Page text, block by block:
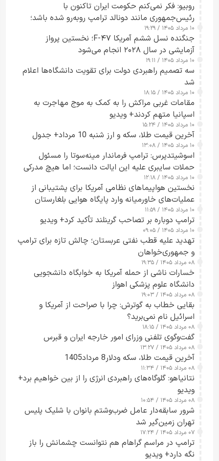
روبیو: فکر نمی‌کنم حکومت ایران تاکنون با
رئیس‌جمهوری مانند دونالد ترامپ روبه‌رو شده باشد؛
کسی که واقعاً دست به اقدام می‌زند
۱۰ مرداد ۱۴۰۵ / ۱۹:۲۹
جنگنده نسل ششم آمریکا F-۴۷؛ نخستین پرواز
آزمایشی در سال ۲۰۲۸ انجام می‌شود
۱۰ مرداد ۱۴۰۵ / ۱۹:۱۱
سه تصمیم راهبردی دولت برای تقویت دانشگاه‌ها اعلام
شد
۱۰ مرداد ۱۴۰۵ / ۱۸:۱۵
مقامات غربی مراکش را به کمک به موج مهاجرت به
اسپانیا متهم کردند+ ویدیو
۱۰ مرداد ۱۴۰۵ / ۱۵:۲۴
آخرین قیمت طلا، سکه و ارز شنبه 10 مرداد+ جدول
۱۰ مرداد ۱۴۰۵ / ۱۳:۰۸
اسوشیتدپرس: ترامپ فرماندار مینه‌سوتا را مسئول
حملات سایبری علیه این ایالت دانست؛ اما هیچ مدرکی
ارائه نکرد
۱۰ مرداد ۱۴۰۵ / ۱۲:۱۸
نخستین هواپیماهای نظامی آمریکا برای پشتیبانی از
عملیات‌های خاورمیانه وارد پایگاه هوایی بلغارستان
شدند
۱۰ مرداد ۱۴۰۵ / ۱۱:۵۹
ترامپ دوباره بر تصاحب گرینلند تأکید کرد+ ویدیو
۱۰ مرداد ۱۴۰۵ / ۰۹:۰۵
تهدید علیه قطب نفتی عربستان؛ چالش تازه برای ترامپ
و جمهوری‌خواهان
۰۸ مرداد ۱۴۰۵ / ۱۹:۳۵
خسارات ناشی از حمله آمریکا به خوابگاه دانشجویی
دانشگاه علوم پزشکی اهواز
۰۸ مرداد ۱۴۰۵ / ۱۹:۰۳
بقایی خطاب به گوترش: چرا با صراحت از آمریکا و
اسرائیل نام نمی‌برید؟
۰۸ مرداد ۱۴۰۵ / ۱۸:۱۵
گفت‌وگوی تلفنی وزرای امور خارجه ایران و قبرس
۰۸ مرداد ۱۴۰۵ / ۱۳:۲۷
آخرین قیمت طلا، سکه ودلار8 مرداد1405
۰۸ مرداد ۱۴۰۵ / ۱۱:۳۴
نتانیاهو: گلوگاه‌های راهبردی انرژی را از بین خواهیم برد+
ویدیو
۰۸ مرداد ۱۴۰۵ / ۱۰:۵۴
شرور سابقه‌دار عامل ضرب‌وشتم بانوان با شلیک پلیس
تهران زمین‌گیر شد
۰۷ مرداد ۱۴۰۵ / ۱۷:۲۴
ترامپ در مراسم گراهام هم نتوانست چشمانش را باز
نگه دارد+ ویدیو